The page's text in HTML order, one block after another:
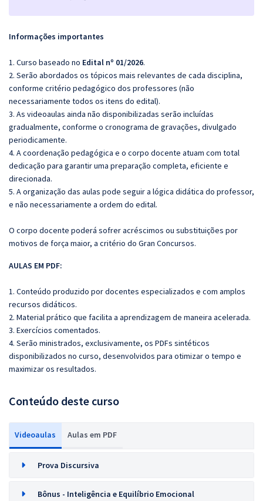
Informações importantes
1. Curso baseado no Edital nº 01/2026.
2. Serão abordados os tópicos mais relevantes de cada disciplina,
conforme critério pedagógico dos professores (não
necessariamente todos os itens do edital).
3. As videoaulas ainda não disponibilizadas serão incluídas
gradualmente, conforme o cronograma de gravações, divulgado
periodicamente.
4. A coordenação pedagógica e o corpo docente atuam com total
dedicação para garantir uma preparação completa, eficiente e
direcionada.
5. A organização das aulas pode seguir a lógica didática do professor,
e não necessariamente a ordem do edital.
O corpo docente poderá sofrer acréscimos ou substituições por
motivos de força maior, a critério do Gran Concursos.
AULAS EM PDF:
1. Conteúdo produzido por docentes especializados e com amplos
recursos didáticos.
2. Material prático que facilita a aprendizagem de maneira acelerada.
3. Exercícios comentados.
4. Serão ministrados, exclusivamente, os PDFs sintéticos
disponibilizados no curso, desenvolvidos para otimizar o tempo e
maximizar os resultados.
Conteúdo deste curso
Videoaulas Aulas em PDF
Prova Discursiva
Bônus - Inteligência e Equilíbrio Emocional